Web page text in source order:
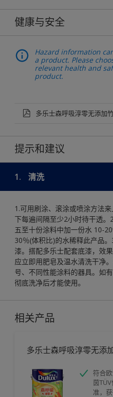
健康与安全
Hazard information
a product. Please
relevant health and
product.
多乐士森呼吸淳零无添加
提示和建议
1. 清洗
1.可用刷涂、滚涂或喷涂方法
下每遍间隔至少2小时待干透
五至十份涂料中加一份水 10-
30％(体积比)的水稀释此产品
漆。搭配多乐士配套底漆，效
应立即用肥皂及温水清洗干净
号、不同性能涂料的器具。如
彻底洗净后才能使用。
相关产品
多乐士森呼吸淳零无添
符合
茵
准，